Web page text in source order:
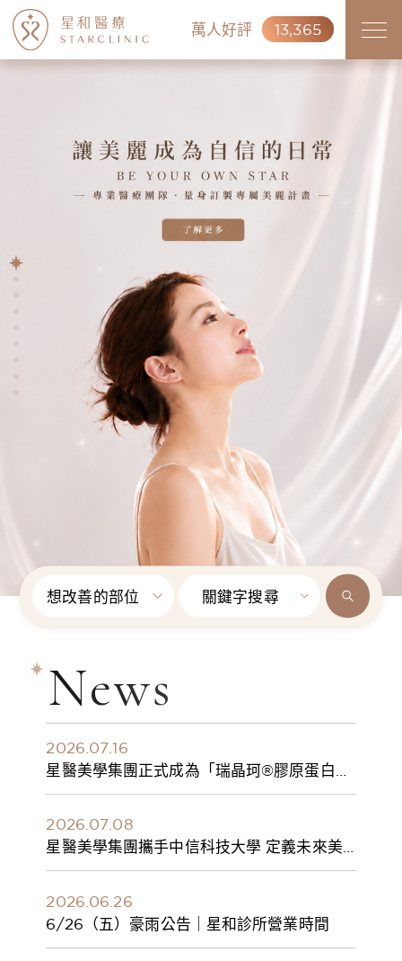
萬人好評 13,365
想改善的部位 關鍵字搜尋
News
2026.07.16
星醫美學集團正式成為「瑞晶珂®膠原蛋白植
入劑」台灣獨家總代理
2026.07.08
星醫美學集團攜手中信科技大學 定義未來美
學人才新標準 建構健康美學產學共育模式 串
2026.06.26
6/26（五）豪雨公告｜星和診所營業時間